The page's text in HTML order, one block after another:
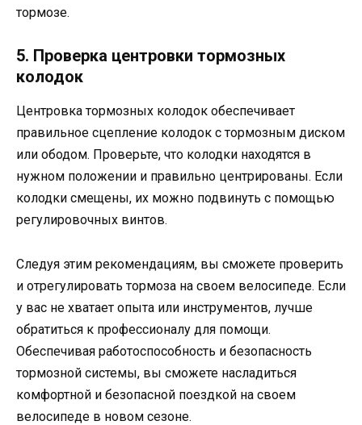
тормозе.
5. Проверка центровки тормозных
колодок
Центровка тормозных колодок обеспечивает
правильное сцепление колодок с тормозным диском
или ободом. Проверьте, что колодки находятся в
нужном положении и правильно центрированы. Если
колодки смещены, их можно подвинуть с помощью
регулировочных винтов.
Следуя этим рекомендациям, вы сможете проверить
и отрегулировать тормоза на своем велосипеде. Если
у вас не хватает опыта или инструментов, лучше
обратиться к профессионалу для помощи.
Обеспечивая работоспособность и безопасность
тормозной системы, вы сможете насладиться
комфортной и безопасной поездкой на своем
велосипеде в новом сезоне.